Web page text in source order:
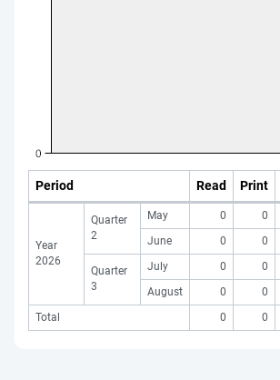
Period Read Print
Year
2026
Quarter
2
May 0 0
June
0 0
Quarter
3
July 0 0
August
0 0
Total
0 0